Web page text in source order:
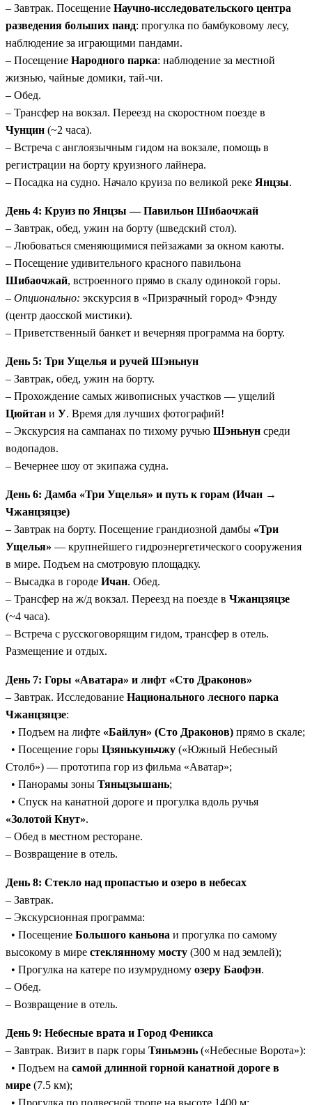
– Завтрак. Посещение Научно-исследовательского центра
разведения больших панд: прогулка по бамбуковому лесу,
наблюдение за играющими пандами.
– Посещение Народного парка: наблюдение за местной
жизнью, чайные домики, тай-чи.
– Обед.
– Трансфер на вокзал. Переезд на скоростном поезде в
Чунцин (~2 часа).
– Встреча с англоязычным гидом на вокзале, помощь в
регистрации на борту круизного лайнера.
– Посадка на судно. Начало круиза по великой реке Янцзы.
День 4: Круиз по Янцзы — Павильон Шибаочжай
– Завтрак, обед, ужин на борту (шведский стол).
– Любоваться сменяющимися пейзажами за окном каюты.
– Посещение удивительного красного павильона
Шибаочжай, встроенного прямо в скалу одинокой горы.
– Опционально: экскурсия в «Призрачный город» Фэнду
(центр даосской мистики).
– Приветственный банкет и вечерняя программа на борту.
День 5: Три Ущелья и ручей Шэньнун
– Завтрак, обед, ужин на борту.
– Прохождение самых живописных участков — ущелий
Цюйтан и У. Время для лучших фотографий!
– Экскурсия на сампанах по тихому ручью Шэньнун среди
водопадов.
– Вечернее шоу от экипажа судна.
День 6: Дамба «Три Ущелья» и путь к горам (Ичан →
Чжанцзяцзе)
– Завтрак на борту. Посещение грандиозной дамбы «Три
Ущелья» — крупнейшего гидроэнергетического сооружения
в мире. Подъем на смотровую площадку.
– Высадка в городе Ичан. Обед.
– Трансфер на ж/д вокзал. Переезд на поезде в Чжанцзяцзе
(~4 часа).
– Встреча с русскоговорящим гидом, трансфер в отель.
Размещение и отдых.
День 7: Горы «Аватара» и лифт «Сто Драконов»
– Завтрак. Исследование Национального лесного парка
Чжанцзяцзе:
• Подъем на лифте «Байлун» (Сто Драконов) прямо в скале;
• Посещение горы Цзянькуньчжу («Южный Небесный
Столб») — прототипа гор из фильма «Аватар»;
• Панорамы зоны Тяньцзышань;
• Спуск на канатной дороге и прогулка вдоль ручья
«Золотой Кнут».
– Обед в местном ресторане.
– Возвращение в отель.
День 8: Стекло над пропастью и озеро в небесах
– Завтрак.
– Экскурсионная программа:
• Посещение Большого каньона и прогулка по самому
высокому в мире стеклянному мосту (300 м над землей);
• Прогулка на катере по изумрудному озеру Баофэн.
– Обед.
– Возвращение в отель.
День 9: Небесные врата и Город Феникса
– Завтрак. Визит в парк горы Тяньмэнь («Небесные Ворота»):
• Подъем на самой длинной горной канатной дороге в
мире (7.5 км);
• Прогулка по подвесной тропе на высоте 1400 м;